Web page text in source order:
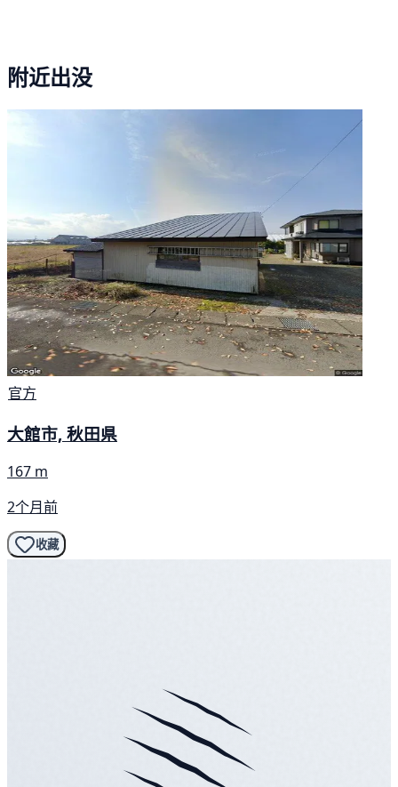
附近出没
官方
大館市, 秋田県
167 m
2个月前
收藏